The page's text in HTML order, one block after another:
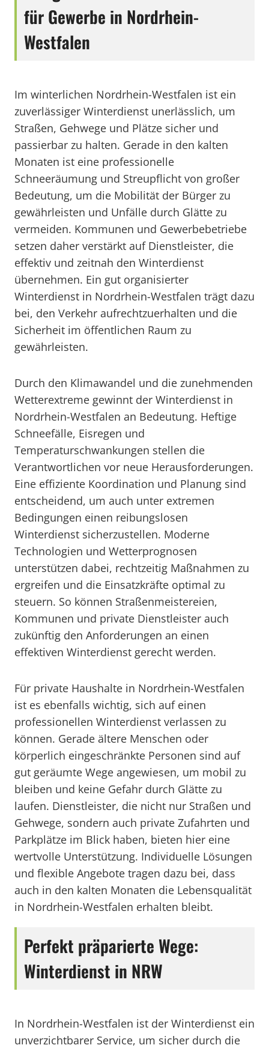
für Gewerbe in Nordrhein-
Westfalen
Im winterlichen Nordrhein-Westfalen ist ein
zuverlässiger Winterdienst unerlässlich, um
Straßen, Gehwege und Plätze sicher und
passierbar zu halten. Gerade in den kalten
Monaten ist eine professionelle
Schneeräumung und Streupflicht von großer
Bedeutung, um die Mobilität der Bürger zu
gewährleisten und Unfälle durch Glätte zu
vermeiden. Kommunen und Gewerbebetriebe
setzen daher verstärkt auf Dienstleister, die
effektiv und zeitnah den Winterdienst
übernehmen. Ein gut organisierter
Winterdienst in Nordrhein-Westfalen trägt dazu
bei, den Verkehr aufrechtzuerhalten und die
Sicherheit im öffentlichen Raum zu
gewährleisten.
Durch den Klimawandel und die zunehmenden
Wetterextreme gewinnt der Winterdienst in
Nordrhein-Westfalen an Bedeutung. Heftige
Schneefälle, Eisregen und
Temperaturschwankungen stellen die
Verantwortlichen vor neue Herausforderungen.
Eine effiziente Koordination und Planung sind
entscheidend, um auch unter extremen
Bedingungen einen reibungslosen
Winterdienst sicherzustellen. Moderne
Technologien und Wetterprognosen
unterstützen dabei, rechtzeitig Maßnahmen zu
ergreifen und die Einsatzkräfte optimal zu
steuern. So können Straßenmeistereien,
Kommunen und private Dienstleister auch
zukünftig den Anforderungen an einen
effektiven Winterdienst gerecht werden.
Für private Haushalte in Nordrhein-Westfalen
ist es ebenfalls wichtig, sich auf einen
professionellen Winterdienst verlassen zu
können. Gerade ältere Menschen oder
körperlich eingeschränkte Personen sind auf
gut geräumte Wege angewiesen, um mobil zu
bleiben und keine Gefahr durch Glätte zu
laufen. Dienstleister, die nicht nur Straßen und
Gehwege, sondern auch private Zufahrten und
Parkplätze im Blick haben, bieten hier eine
wertvolle Unterstützung. Individuelle Lösungen
und flexible Angebote tragen dazu bei, dass
auch in den kalten Monaten die Lebensqualität
in Nordrhein-Westfalen erhalten bleibt.
Perfekt präparierte Wege:
Winterdienst in NRW
In Nordrhein-Westfalen ist der Winterdienst ein
unverzichtbarer Service, um sicher durch die